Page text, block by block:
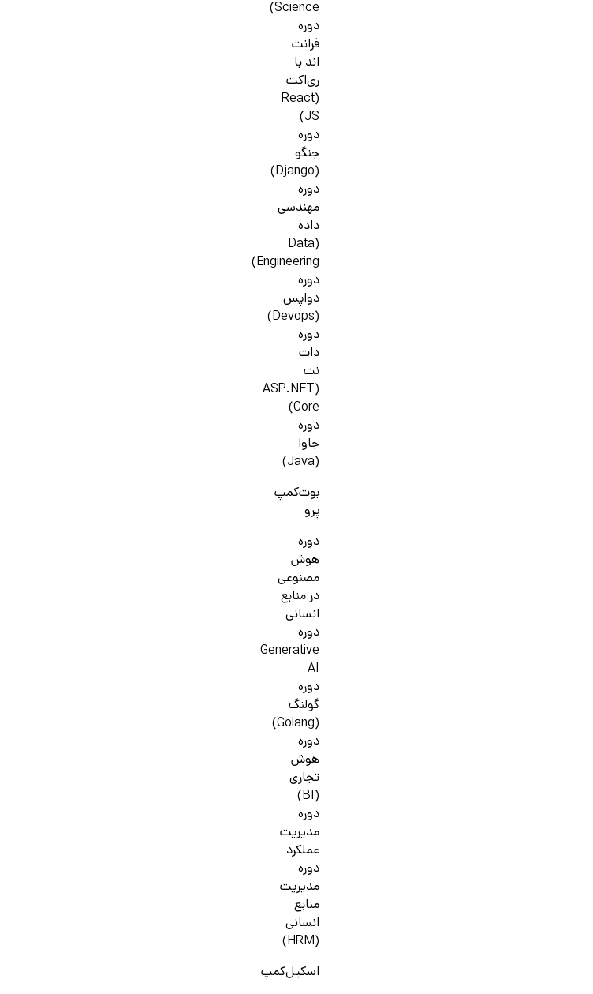
Science)
دوره
فرانت
اند با
ری‌اکت
(React
JS)
دوره
جنگو
(Django)
دوره
مهندسی
داده
(Data
Engineering)
دوره
دواپس
(Devops)
دوره
دات
نت
(ASP.NET
Core)
دوره
جاوا
(Java)
بوت‌کمپ
پرو
دوره
هوش
مصنوعی
در منابع
انسانی
دوره
Generative
AI
دوره
گولنگ
(Golang)
دوره
هوش
تجاری
(BI)
دوره
مدیریت
عملکرد
دوره
مدیریت
منابع
انسانی
(HRM)
اسکیل‌کمپ